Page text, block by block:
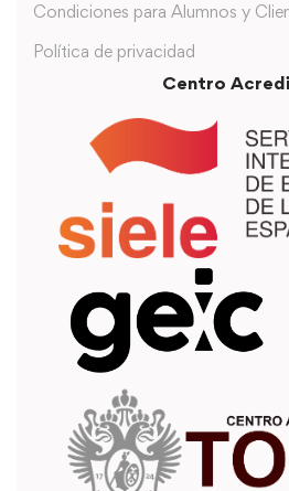
Condiciones para Alumnos y
Política de privacidad
Centro